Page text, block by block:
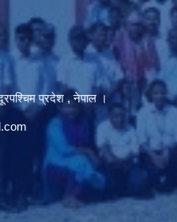
प्रदेश , नेपाल ।